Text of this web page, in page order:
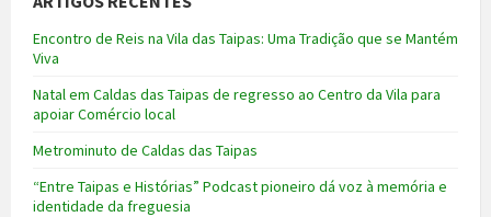
Encontro de Reis na Vila das Taipas: Uma Tradição que se Mantém
Viva
Natal em Caldas das Taipas de regresso ao Centro da Vila para
apoiar Comércio local
Metrominuto de Caldas das Taipas
“Entre Taipas e Histórias” Podcast pioneiro dá voz à memória e
identidade da freguesia